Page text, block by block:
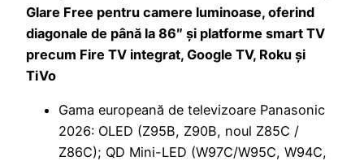
Glare Free pentru camere luminoase, oferind
diagonale de până la 86″ și platforme smart TV
precum Fire TV integrat, Google TV, Roku și
TiVo
Gama europeană de televizoare Panasonic
2026: OLED (Z95B, Z90B, noul Z85C /
Z86C); QD Mini-LED (W97C/W95C, W94C,